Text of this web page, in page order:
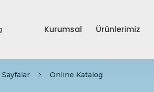
Kurumsal Ürünlerimiz
Sayfalar Online Katalog